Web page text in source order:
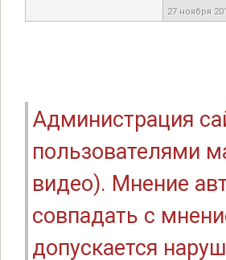
27 ноября
Администрация
пользователями
видео). Мнение
совпадать с
допускается